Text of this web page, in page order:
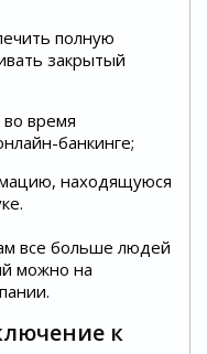
полную
закрытый
время
банкинге;
находящуюся
все больше людей
можно на
к